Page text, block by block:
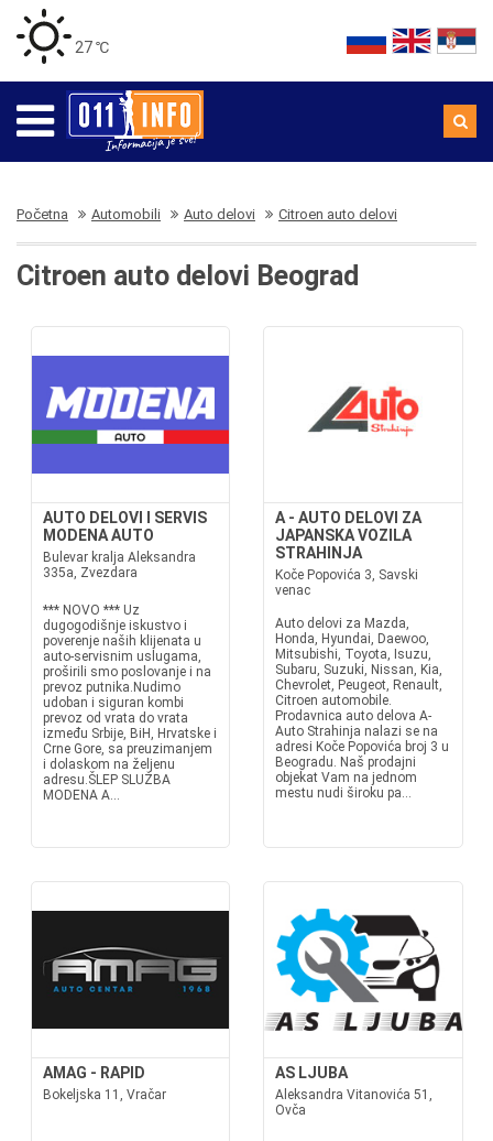
27 ℃
Početna Automobili Auto delovi Citroen auto delovi
Citroen auto delovi Beograd
AUTO DELOVI I SERVIS
MODENA AUTO
Bulevar kralja Aleksandra
335a, Zvezdara
*** NOVO *** Uz
dugogodišnje iskustvo i
poverenje naših klijenata u
auto-servisnim uslugama,
proširili smo poslovanje i na
prevoz putnika.Nudimo
udoban i siguran kombi
prevoz od vrata do vrata
između Srbije, BiH, Hrvatske i
Crne Gore, sa preuzimanjem
i dolaskom na željenu
adresu.ŠLEP SLUŽBA
MODENA A...
A - AUTO DELOVI ZA
JAPANSKA VOZILA
STRAHINJA
Koče Popovića 3, Savski
venac
Auto delovi za Mazda,
Honda, Hyundai, Daewoo,
Mitsubishi, Toyota, Isuzu,
Subaru, Suzuki, Nissan, Kia,
Chevrolet, Peugeot, Renault,
Citroen automobile.
Prodavnica auto delova A-
Auto Strahinja nalazi se na
adresi Koče Popovića broj 3 u
Beogradu. Naš prodajni
objekat Vam na jednom
mestu nudi široku pa...
AMAG - RAPID
Bokeljska 11, Vračar
AS LJUBA
Aleksandra Vitanovića 51,
Ovča